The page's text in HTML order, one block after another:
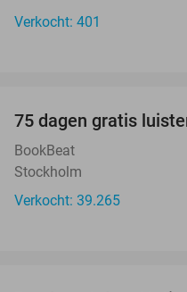
Verkocht: 401
75 dagen gratis
BookBeat
Stockholm
Verkocht: 39.265